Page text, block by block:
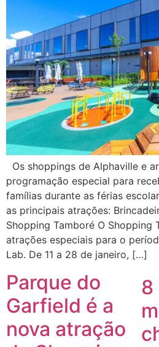
Os shoppings de Alphaville e
programação especial para
famílias durante as férias
as principais atrações:
Shopping Tamboré O Shopping
atrações especiais para o
Lab. De 11 a 28 de janeiro, […]
8
Parque do
Garfield é a
nova atração